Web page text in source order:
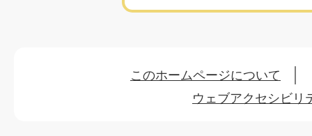
このホームページについて
ウェブアクセシビリ